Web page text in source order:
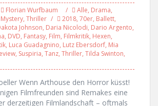
Florian Wurfbaum Alle, Drama,
Mystery, Thriller 2018, 70er, Ballett,
Johnson, Daria Nicolodi, Dario Argento,
, DVD, Fantasy, Film, Filmkritik, Hexen,
, Luca Guadagnino, Lutz Ebersdorf, Mia
, Suspiria, Tanz, Thriller, Tilda Swinton,
Wenn Arthouse den Horror küsst!
Filmfreunden sind Remakes eine
derzeitigen Filmlandschaft – oftmals